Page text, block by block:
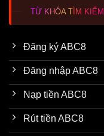
TỪ KHÓA TÌM KIẾM
Đăng ký ABC8
Đăng nhập ABC8
Nạp tiền ABC8
Rút tiền ABC8